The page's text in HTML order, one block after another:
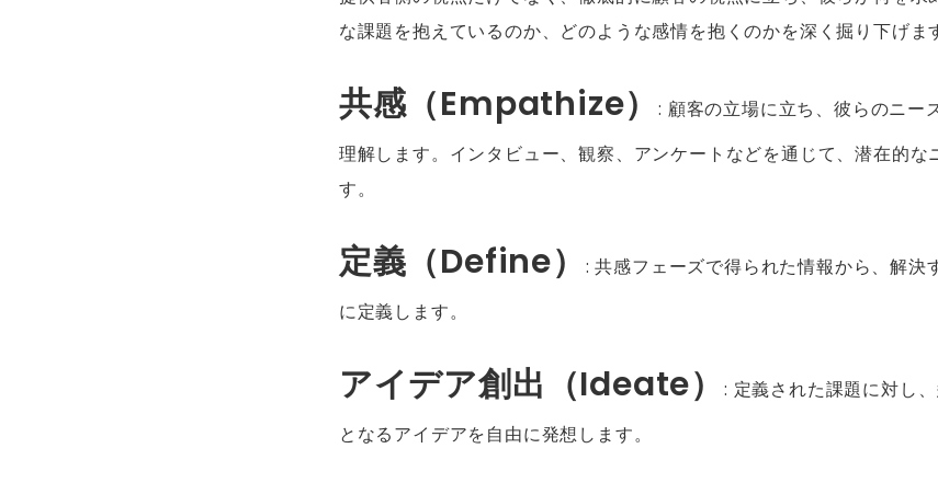
な課題を抱えているのか、どのような感情を抱くのかを深く掘り下げま
共感（Empathize）: 顧客の立場に立ち、彼らのニー
理解します。インタビュー、観察、アンケートなどを通じて、潜在的な
す。
定義（Define）
: 共感フェーズで得られた情報から、解決
に定義します。
アイデア創出（Ideate）: 定義された課題に対し
となるアイデアを自由に発想します。